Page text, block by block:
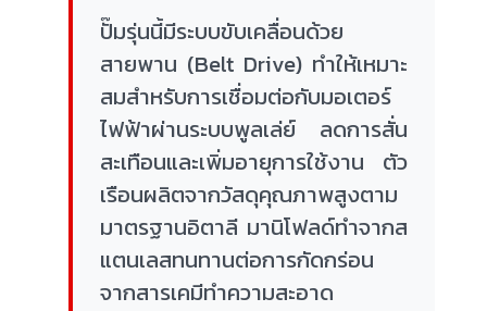
ปั๊มรุ่นนี้มีระบบขับเคลื่อนด้วย
สายพาน (Belt Drive) ทำให้เหมาะ
สมสำหรับการเชื่อมต่อกับมอเตอร์
ไฟฟ้าผ่านระบบพูลเล่ย์ ลดการสั่น
สะเทือนและเพิ่มอายุการใช้งาน ตัว
เรือนผลิตจากวัสดุคุณภาพสูงตาม
มาตรฐานอิตาลี มานิโฟลด์ทำจากส
แตนเลสทนทานต่อการกัดกร่อน
จากสารเคมีทำความสะอาด